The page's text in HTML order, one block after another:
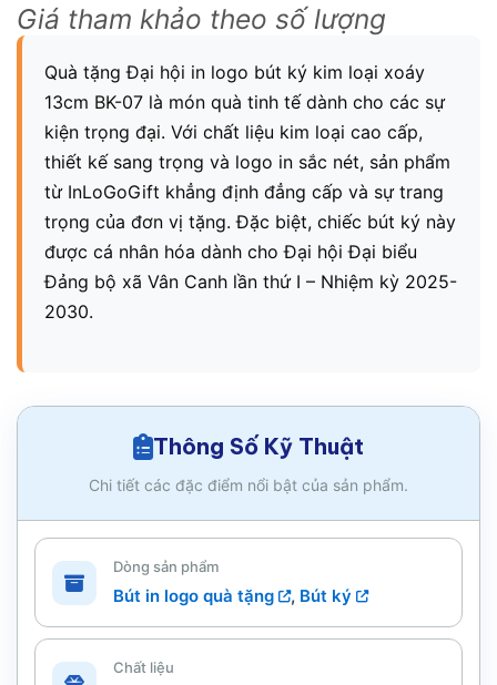
Giá tham khảo theo số lượng
Quà tặng Đại hội in logo bút ký kim loại xoáy
13cm BK-07 là món quà tinh tế dành cho các sự
kiện trọng đại. Với chất liệu kim loại cao cấp,
thiết kế sang trọng và logo in sắc nét, sản phẩm
từ InLoGoGift khẳng định đẳng cấp và sự trang
trọng của đơn vị tặng. Đặc biệt, chiếc bút ký này
được cá nhân hóa dành cho Đại hội Đại biểu
Đảng bộ xã Vân Canh lần thứ I – Nhiệm kỳ 2025-
2030.
Thông Số Kỹ Thuật
Chi tiết các đặc điểm nổi bật của sản phẩm.
Dòng sản phẩm
Bút in logo quà tặng , Bút ký
Chất liệu